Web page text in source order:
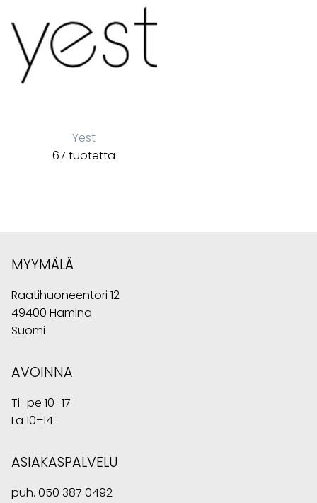
Yest
67 tuotetta
MYYMÄLÄ
Raatihuoneentori 12
49400 Hamina
Suomi
AVOINNA
Ti–pe 10–17
La 10–14
ASIAKASPALVELU
puh. 050 387 0492